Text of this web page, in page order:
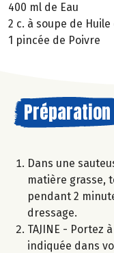
400 ml de Eau
2 c. à soupe de
1 pincée de Poivre
Préparation
Dans une
matière grasse,
pendant 2
dressage.
TAJINE - Portez
indiquée dans